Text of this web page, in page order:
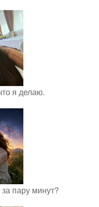
я делаю.
пару минут?